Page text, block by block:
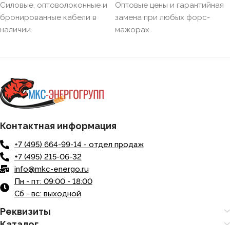
Силовые, оптоволоконные и
бронированные кабели в
наличии.
Оптовые цены и гарантийная
замена при любых форс-
мажорах.
Контактная информация
+7 (495) 664-99-14 - отдел продаж
+7 (495) 215-06-32
info@mkc-energo.ru
Пн - пт: 09:00 - 18:00
Сб - вс: выходной
Реквизиты